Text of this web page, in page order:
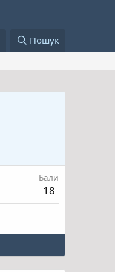
Пошук
Бали
18